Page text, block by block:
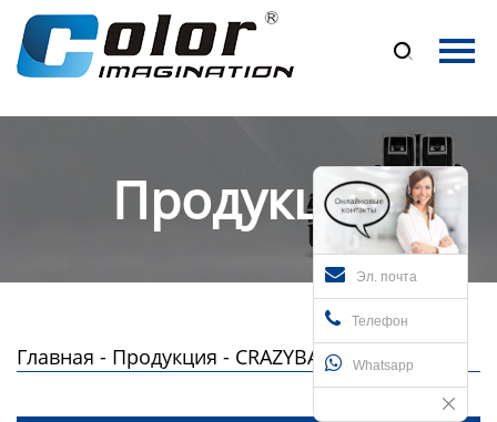

Главная
Продукция
Эл. почта
Телефон
Whatsapp
Продукция
Главная - Продукция - CRAZYBAR 46